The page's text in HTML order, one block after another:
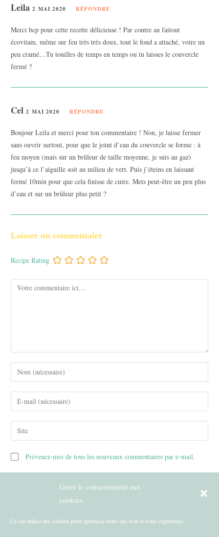
Gérer le consentement aux
cookies
Ce site utilise des cookies pour optimiser notre site web et votre expérience.
Leila2 MAI 2020 RÉPONDRE
Merci bcp pour cette recette délicieuse ! Par contre au faitout
écovitam, même sur feu très très doux, tout le fond a attaché, voire un
peu cramé…Tu touilles de temps en temps ou tu laisses le couvercle
fermé ?
Cel2 MAI 2020 RÉPONDRE
Bonjour Leila et merci pour ton commentaire ! Non, je laisse fermer
sans ouvrir surtout, pour que le joint d’eau du couvercle se forme : à
feu moyen (mais sur un brûleur de taille moyenne, je suis au gaz)
jusqu’à ce l’aiguille soit au milieu de vert. Puis j’éteins en laissant
fermé 10min pour que cela finisse de cuire. Mets peut-être un peu plus
d’eau et sur un brûleur plus petit ?
Laisser un commentaire
Recipe Rating
Comment
Enter
your
name
comment
Enter
your
email
address
comment
Saisir
l’URL
de
votre
site
Prévenez-moi de tous les nouveaux commentaires par e-mail.